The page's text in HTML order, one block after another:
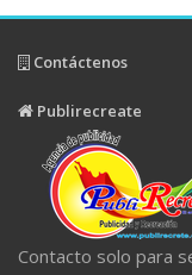
Contáctenos
Publirecreate
Contacto solo para